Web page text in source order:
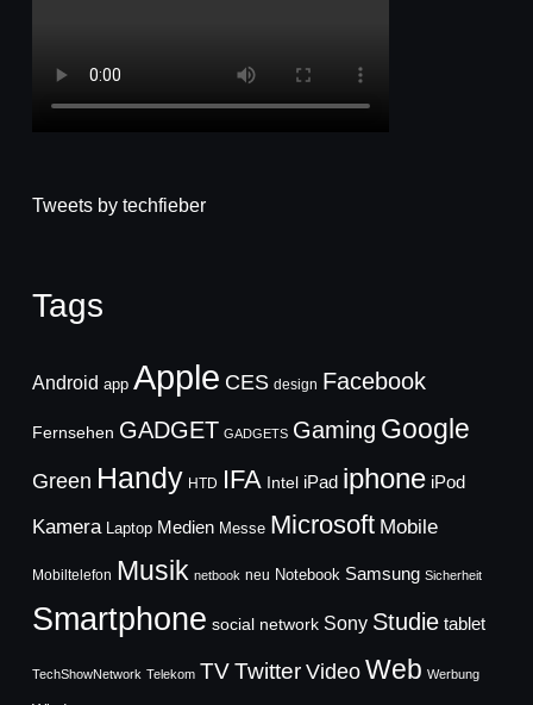
Tweets by techfieber
Tags
Android app Apple CES design Facebook
Fernsehen GADGET GADGETS Gaming Google
Green Handy HTD IFA Intel iPad iphone iPod
Kamera Laptop Medien Messe Microsoft Mobile
Mobiltelefon Musik netbook neu Notebook Samsung Sicherheit
Smartphone social network Sony Studie tablet
TechShowNetwork Telekom TVTwitter Video Web Werbung